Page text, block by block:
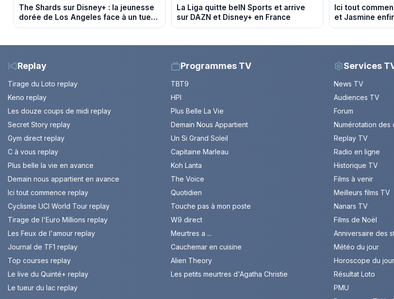
The Shards sur Disney+ : la jeunesse
dorée de Los Angeles face à un tueur
dans les années 80
La Liga quitte beIN Sports et arrive
sur DAZN et Disney+ en France
Ici tout
et Jasmine
du 7 août 2026
Replay
Tirage du Loto replay
Keno replay
Les douze coups de midi replay
Secret Story replay
Gym direct replay
C à vous replay
Plus belle la vie en avance
Demain nous appartient en avance
Ici tout commence replay
Cyclisme UCI World Tour replay
Tirage de l'Euro Millions replay
Les Feux de l'amour replay
Journal de TF1 replay
Top courses replay
Le live du Quinté+ replay
Le tueur du lac replay
Programmes TV
TBT9
HPI
Plus Belle La Vie
Demain Nous Appartient
Un Si Grand Soleil
Capitaine Marleau
Koh Lanta
The Voice
Quotidien
Touche pas à mon poste
W9 direct
Meurtres a ...
Cauchemar en cuisine
Alien Theory
Les petits meurtres d'Agatha Christie
Services
News TV
Audiences TV
Forum
Numérotation des
Replay TV
Radio en ligne
Historique TV
Films à venir
Meilleurs films TV
Nanars TV
Films de Noël
Anniversaire des
Météo du jour
Horoscope du jour
Résultat Loto
PMU